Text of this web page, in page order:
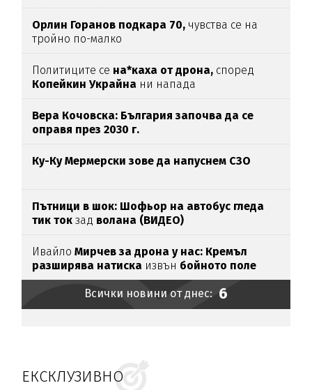
Орлин Горанов подкара 70, чувства се на
тройно по-малко
Политиците се на*каха от дрона, според
Копейкин Украйна ни напада
Вера Кочовска: България започва да се
оправя през 2030 г.
Ку-Ку Мермерски зове да напуснем СЗО
Пътници в шок: Шофьор на автобус гледа
тик ток зад волана (ВИДЕО)
ИвайлоМирчев за дрона у нас: Кремъл
разширява натиска извън бойното поле
Всички новини от днес: 6
ЕКСКЛУЗИВНО